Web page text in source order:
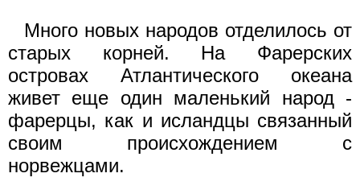
Много новых народов отделилось от
старых корней. На Фарерских
островах Атлантического океана
живет еще один маленький народ -
фарерцы, как и исландцы связанный
своим происхождением с
норвежцами.